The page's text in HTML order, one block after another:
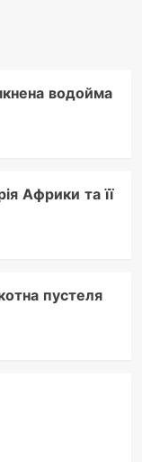
водойма
Африки та її
пустеля